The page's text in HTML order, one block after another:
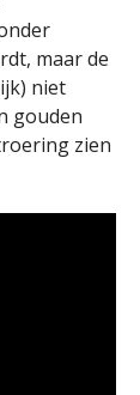
maar de
niet
gouden
zien